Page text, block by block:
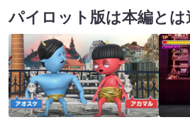
パイロット版は本編とは